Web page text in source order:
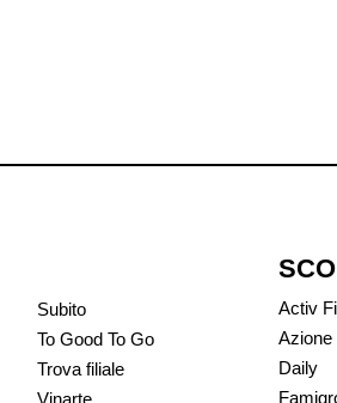
Subito
To Good To Go
Trova filiale
Vinarte
Activ
Azione
Daily